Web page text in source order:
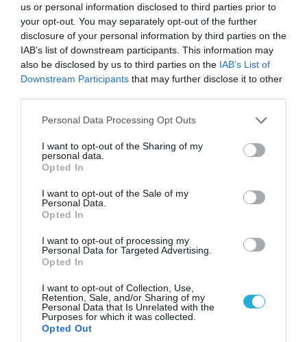
us or personal information disclosed to third parties prior to
your opt-out. You may separately opt-out of the further
disclosure of your personal information by third parties on the
IAB’s list of downstream participants. This information may
also be disclosed by us to third parties on the IAB’s List of
Downstream Participants that may further disclose it to other
Please note that this website/app uses one or more Google
not limited to your visit or usage behaviour. You may click to
grant or deny consent to Google and its third-party tags to
use your data for below specified purposes in below Google
consent section.
Personal Data Processing Opt Outs
I want to opt-out of the Sharing of my
personal data.
Opted In
I want to opt-out of the Sale of my
Personal Data.
Opted In
I want to opt-out of processing my
Personal Data for Targeted Advertising.
Opted In
I want to opt-out of Collection, Use,
Retention, Sale, and/or Sharing of my
Personal Data that Is Unrelated with the
Purposes for which it was collected.
Opted Out
06.08.2026 | 14:02
«Επιχείρηση ελεύθερα πεζοδρόμια» στην
Αθήνα: Απομακρύνθηκαν παράνομα
αντικείμενα από κοινόχρηστους χώρους
07.08.2026 | 08:02
Οι ρωσικές δυνάμεις απέχουν μόλις 5 χλμ.
από Σλαβιάνσκ και Κραματόρσκ στο Ντονέτσκ